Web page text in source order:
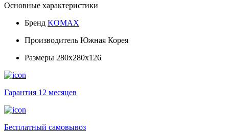
Основные характеристики
Бренд KOMAX
Производитель Южная Корея
Размеры 280x280x126
Гарантия 12 месяцев
Бесплатный самовывоз